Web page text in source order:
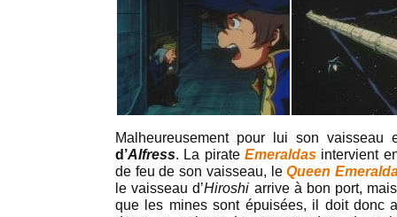
Malheureusement pour lui son
d’Alfress. La pirate Emeraldasintervient
de feu de son vaisseau, leQueen
le vaisseau d’Hiroshi arrive à bon port,
que les mines sont épuisées, il doit donc